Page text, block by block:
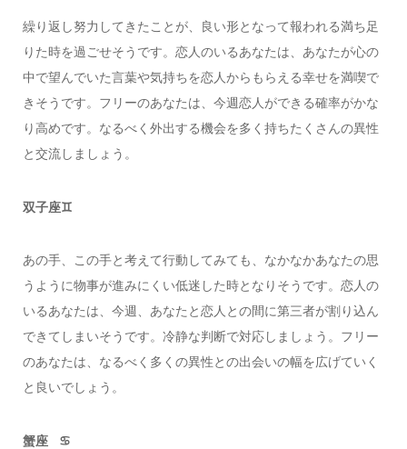
繰り返し努力してきたことが、良い形となって報われる満ち足
りた時を過ごせそうです。恋人のいるあなたは、あなたが心の
中で望んでいた言葉や気持ちを恋人からもらえる幸せを満喫で
きそうです。フリーのあなたは、今週恋人ができる確率がかな
り高めです。なるべく外出する機会を多く持ちたくさんの異性
と交流しましょう。
双子座♊️
あの手、この手と考えて行動してみても、なかなかあなたの思
うように物事が進みにくい低迷した時となりそうです。恋人の
いるあなたは、今週、あなたと恋人との間に第三者が割り込ん
できてしまいそうです。冷静な判断で対応しましょう。フリー
のあなたは、なるべく多くの異性との出会いの幅を広げていく
と良いでしょう。
蟹座 ♋️